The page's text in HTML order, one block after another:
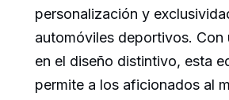
personalización y
automóviles deportivos. Con
en el diseño distintivo, esta
permite a los aficionados al